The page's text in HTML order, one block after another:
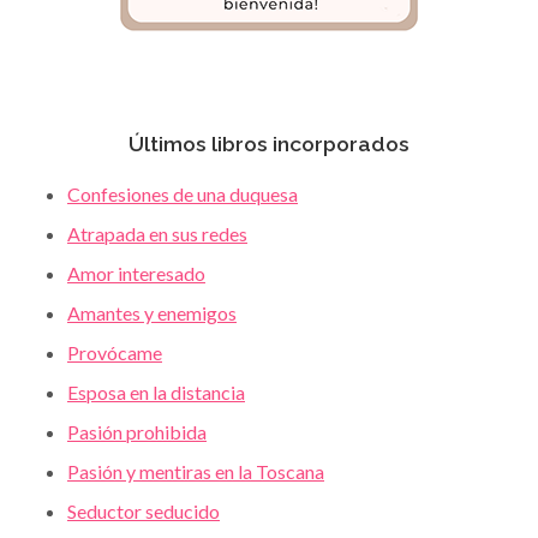
Últimos libros incorporados
Confesiones de una duquesa
Atrapada en sus redes
Amor interesado
Amantes y enemigos
Provócame
Esposa en la distancia
Pasión prohibida
Pasión y mentiras en la Toscana
Seductor seducido